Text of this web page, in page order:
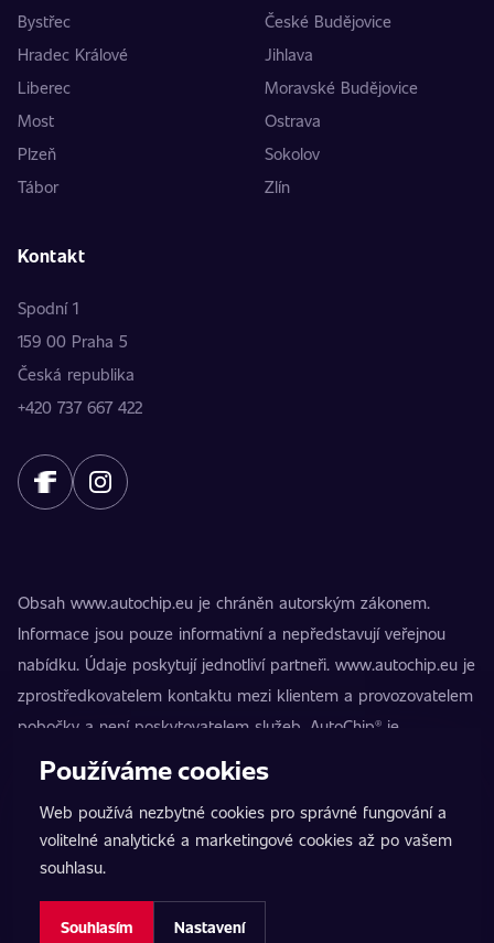
Bystřec
České Budějovice
Hradec Králové
Jihlava
Liberec
Moravské Budějovice
Most
Ostrava
Plzeň
Sokolov
Tábor
Zlín
Kontakt
Spodní 1
159 00 Praha 5
Česká republika
+420 737 667 422
Obsah www.autochip.eu je chráněn autorským zákonem.
Informace jsou pouze informativní a nepředstavují veřejnou
nabídku. Údaje poskytují jednotliví partneři. www.autochip.eu je
zprostředkovatelem kontaktu mezi klientem a provozovatelem
pobočky a není poskytovatelem služeb. AutoChip® je
registrovaná ochranná známka Petra Kučery. Úpravy, které
nezpůsobilosti vozidla k provozu na pozemních komunikacích.
Přesné informace poskytuje vždy konkrétní provozovatel
pobočky.
Nastavení cookies
Používáme cookies
Web používá nezbytné cookies pro správné fungování a
volitelné analytické a marketingové cookies až po vašem
souhlasu.
Souhlasím Nastavení